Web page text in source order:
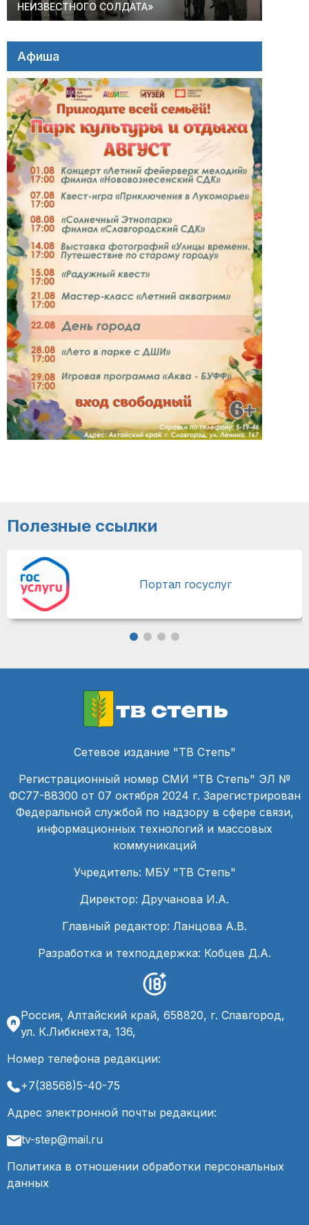
НЕИЗВЕСТНОГО СОЛДАТА»
Афиша
Полезные ссылки
Портал госуслуг
тв степь
Сетевое издание "ТВ Степь"
Регистрационный номер СМИ "ТВ Степь" ЭЛ №
ФС77-88300 от 07 октября 2024 г. Зарегистрирован
Федеральной службой по надзору в сфере связи,
информационных технологий и массовых
коммуникаций
Учредитель: МБУ "ТВ Степь"
Директор: Дручанова И.А.
Главный редактор: Ланцова А.В.
Разработка и техподдержка: Кобцев Д.А.
Россия, Алтайский край, 658820, г. Славгород,
ул. К.Либкнехта, 136,
Номер телефона редакции:
+7(38568)5-40-75
Адрес электронной почты редакции:
tv-step@mail.ru
Политика в отношении обработки персональных
данных